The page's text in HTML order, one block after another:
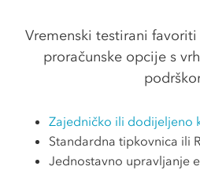
Vremenski testirani
proračunske opcije s
Zajedničko ili dodijeljeno
Standardna tipkovnica ili
Jednostavno upravljanje